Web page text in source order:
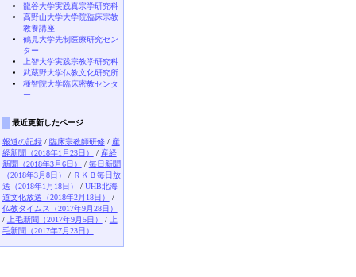
龍谷大学実践真宗学研究科
高野山大学大学院臨床宗教
教養講座
鶴見大学先制医療研究セン
ター
上智大学実践宗教学研究科
武蔵野大学仏教文化研究所
種智院大学臨床密教センタ
ー
最近更新したページ
報道の記録/ 臨床宗教師研修/ 産
経新聞（2018年1月23日）
/ 産経
新聞（2018年3月6日）
/ 毎日新聞
（2018年3月8日）
/ ＲＫＢ毎日放
送（2018年1月18日）
/ UHB北海
道文化放送（2018年2月18日）
/
仏教タイムス（2017年9月28日）
/
上毛新聞（2017年9月5日） /
上
毛新聞（2017年7月23日）